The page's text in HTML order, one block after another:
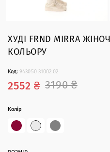
ХУДІ FRND MIRRA
КОЛЬОРУ
Код:943050 31002 02
3190 ₴
2552 ₴
Колір